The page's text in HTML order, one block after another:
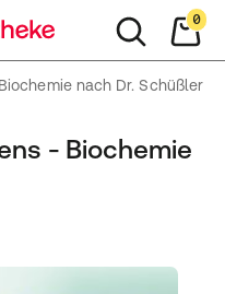
0
nach Dr. Schüßler
- Biochemie